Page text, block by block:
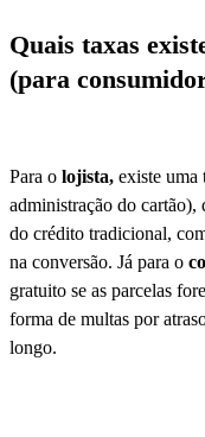
Quais taxas
(para
Para o lojista, existe uma
administração do cartão),
do crédito tradicional,
na conversão. Já para o
gratuito se as parcelas
forma de multas por
longo.